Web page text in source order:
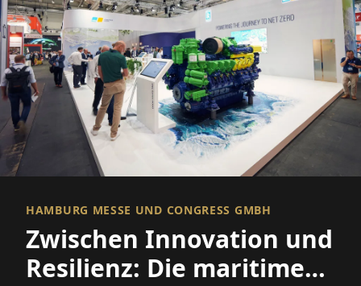
HAMBURG MESSE UND CONGRESS GMBH
Zwischen Innovation und
Resilienz: Die maritime